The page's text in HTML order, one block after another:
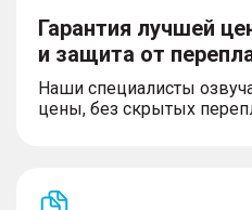
Гарантия лучшей
и защита от
Наши специалисты
цены, без скрытых